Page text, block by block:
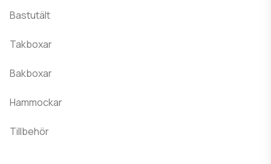
Bastutält
Takboxar
Bakboxar
Hammockar
Tillbehör